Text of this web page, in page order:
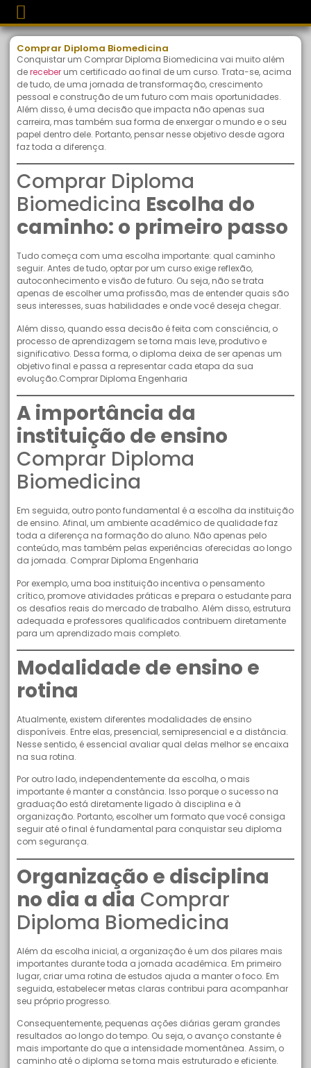
Comprar Diploma Biomedicina
Conquistar um Comprar Diploma Biomedicina vai muito além
dereceber um certificado ao final de um curso. Trata-se, acima
de tudo, de uma jornada de transformação, crescimento
pessoal e construção de um futuro com mais oportunidades.
Além disso, é uma decisão que impacta não apenas sua
carreira, mas também sua forma de enxergar o mundo e o seu
papel dentro dele. Portanto, pensar nesse objetivo desde agora
faz toda a diferença.
Comprar Diploma
Biomedicina Escolha do
caminho: o primeiro passo
Tudo começa com uma escolha importante: qual caminho
seguir. Antes de tudo, optar por um curso exige reflexão,
autoconhecimento e visão de futuro. Ou seja, não se trata
apenas de escolher uma profissão, mas de entender quais são
seus interesses, suas habilidades e onde você deseja chegar.
Além disso, quando essa decisão é feita com consciência, o
processo de aprendizagem se torna mais leve, produtivo e
significativo. Dessa forma, o diploma deixa de ser apenas um
objetivo final e passa a representar cada etapa da sua
evolução.Comprar Diploma Engenharia
A importância da
instituição de ensino
Comprar Diploma
Biomedicina
Em seguida, outro ponto fundamental é a escolha da instituição
de ensino. Afinal, um ambiente acadêmico de qualidade faz
toda a diferença na formação do aluno. Não apenas pelo
conteúdo, mas também pelas experiências oferecidas ao longo
da jornada. Comprar Diploma Engenharia
Por exemplo, uma boa instituição incentiva o pensamento
crítico, promove atividades práticas e prepara o estudante para
os desafios reais do mercado de trabalho. Além disso, estrutura
adequada e professores qualificados contribuem diretamente
para um aprendizado mais completo.
Modalidade de ensino e
rotina
Atualmente, existem diferentes modalidades de ensino
disponíveis. Entre elas, presencial, semipresencial e a distância.
Nesse sentido, é essencial avaliar qual delas melhor se encaixa
na sua rotina.
Por outro lado, independentemente da escolha, o mais
importante é manter a constância. Isso porque o sucesso na
graduação está diretamente ligado à disciplina e à
organização. Portanto, escolher um formato que você consiga
seguir até o final é fundamental para conquistar seu diploma
com segurança.
Organização e disciplina
no dia a dia Comprar
Diploma Biomedicina
Além da escolha inicial, a organização é um dos pilares mais
importantes durante toda a jornada acadêmica. Em primeiro
lugar, criar uma rotina de estudos ajuda a manter o foco. Em
seguida, estabelecer metas claras contribui para acompanhar
seu próprio progresso.
Consequentemente, pequenas ações diárias geram grandes
resultados ao longo do tempo. Ou seja, o avanço constante é
mais importante do que a intensidade momentânea. Assim, o
caminho até o diploma se torna mais estruturado e eficiente.